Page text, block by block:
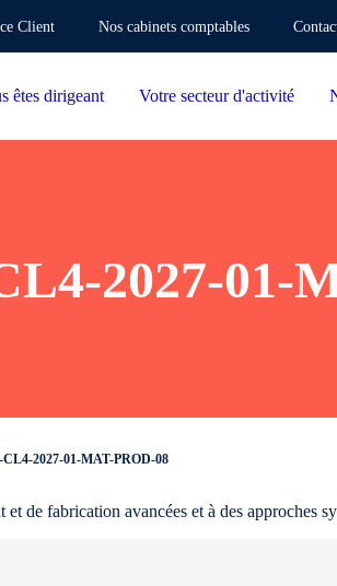
Client Nos cabinets comptables
êtes dirigeant Votre secteur d'activité
2027-01-
2027-01-MAT-PROD-08
de fabrication avancées et à des approches